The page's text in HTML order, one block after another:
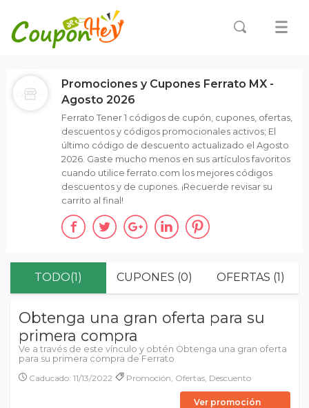
TODO(1) CUPONES (0) OFERTAS (1)
Obtenga una gran oferta para su
primera compra
Ve a través de este vínculo y obtén Obtenga una gran oferta
para su primera compra de Ferrato
Caducado: 11/13/2022
Promoción, Ofertas, Descuento
Ver promoción
Promociones y Cupones Ferrato MX -
Agosto 2026
Ferrato Tener 1 códigos de cupón, cupones, ofertas,
descuentos y códigos promocionales activos; El
último código de descuento actualizado el Agosto
2026. Gaste mucho menos en sus artículos favoritos
cuando utilice ferrato.com los mejores códigos
descuentos y de cupones. ¡Recuerde revisar su
carrito al final!